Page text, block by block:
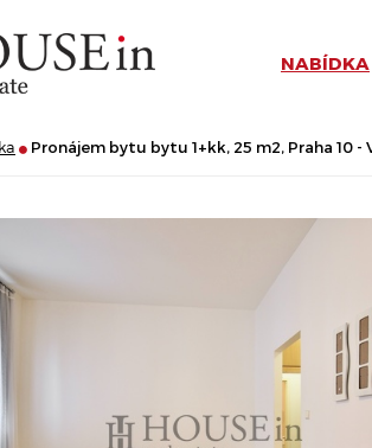
NABÍDKA
Pronájem bytu bytu 1+kk, 25 m2, Praha 10 -